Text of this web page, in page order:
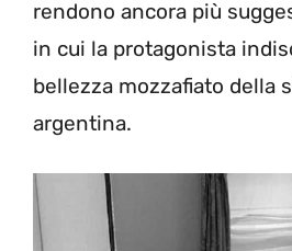
rendono ancora più
in cui la protagonista
bellezza mozzafiato della
argentina.